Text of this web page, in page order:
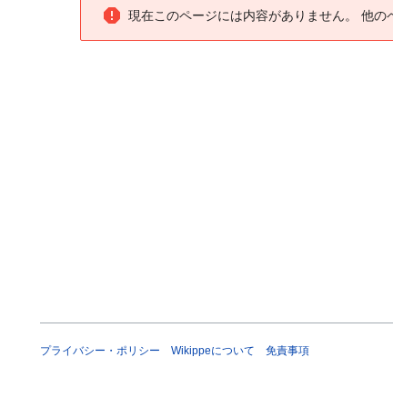
現在このページには内容がありません。 他の
プライバシー・ポリシー Wikippeについて 免責事項